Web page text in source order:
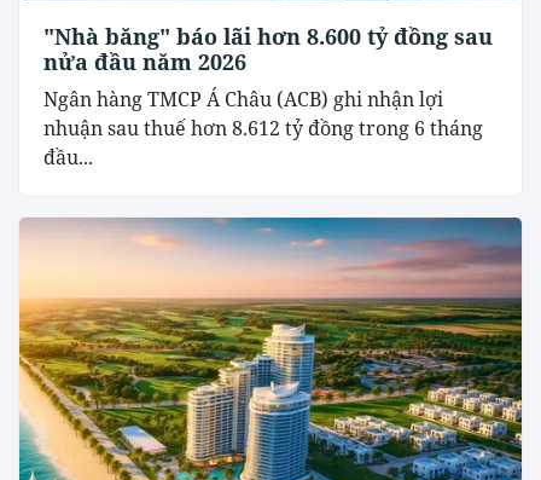
"Nhà băng" báo lãi hơn 8.600 tỷ đồng sau
nửa đầu năm 2026
Ngân hàng TMCP Á Châu (ACB) ghi nhận lợi
nhuận sau thuế hơn 8.612 tỷ đồng trong 6 tháng
đầu...